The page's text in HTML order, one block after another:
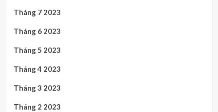
Tháng 7 2023
Tháng 6 2023
Tháng 5 2023
Tháng 4 2023
Tháng 3 2023
Tháng 2 2023